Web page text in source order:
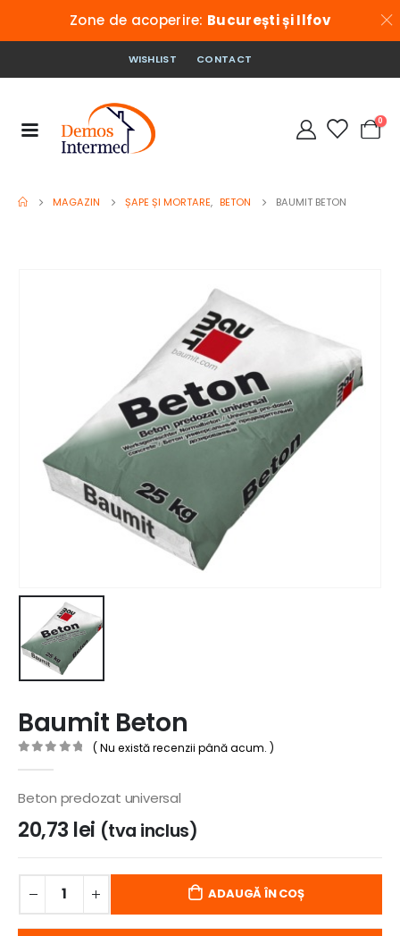
Zone de acoperire: București și Ilfov
WISHLIST CONTACT
0
MAGAZIN ȘAPE ȘI MORTARE, BETON BAUMIT BETON
Baumit Beton
( Nu există recenzii până acum. )
Beton predozat universal
20,73 lei (tva inclus)
ADAUGĂ ÎN COȘ